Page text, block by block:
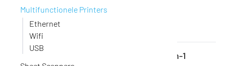
Multifunctionele Printers
Ethernet
Wifi
USB
HP Color LaserJet Pro 4302dw MFP 3-in-1